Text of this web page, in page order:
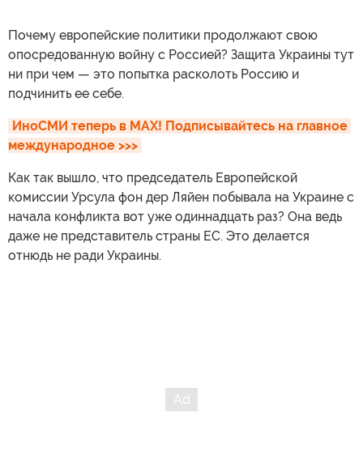
Почему европейские политики продолжают свою
опосредованную войну с Россией? Защита Украины тут
ни при чем — это попытка расколоть Россию и
подчинить ее себе.
ИноСМИ теперь в MAX! Подписывайтесь на главное
международное >>>
Как так вышло, что председатель Европейской
комиссии Урсула фон дер Ляйен побывала на Украине с
начала конфликта вот уже одиннадцать раз? Она ведь
даже не представитель страны ЕС. Это делается
отнюдь не ради Украины.